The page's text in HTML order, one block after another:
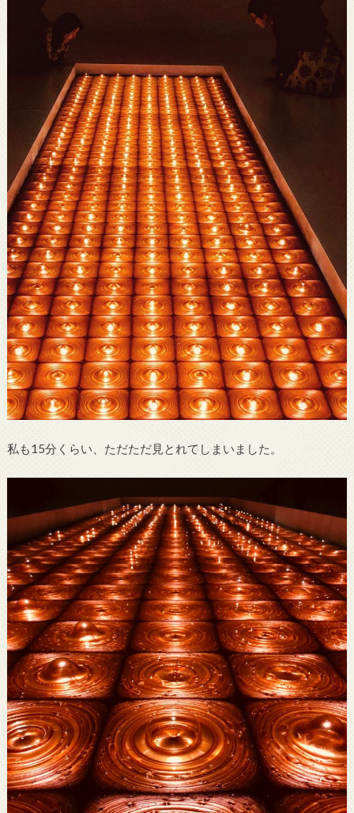
私も15分くらい、ただただ見とれてしまいました。